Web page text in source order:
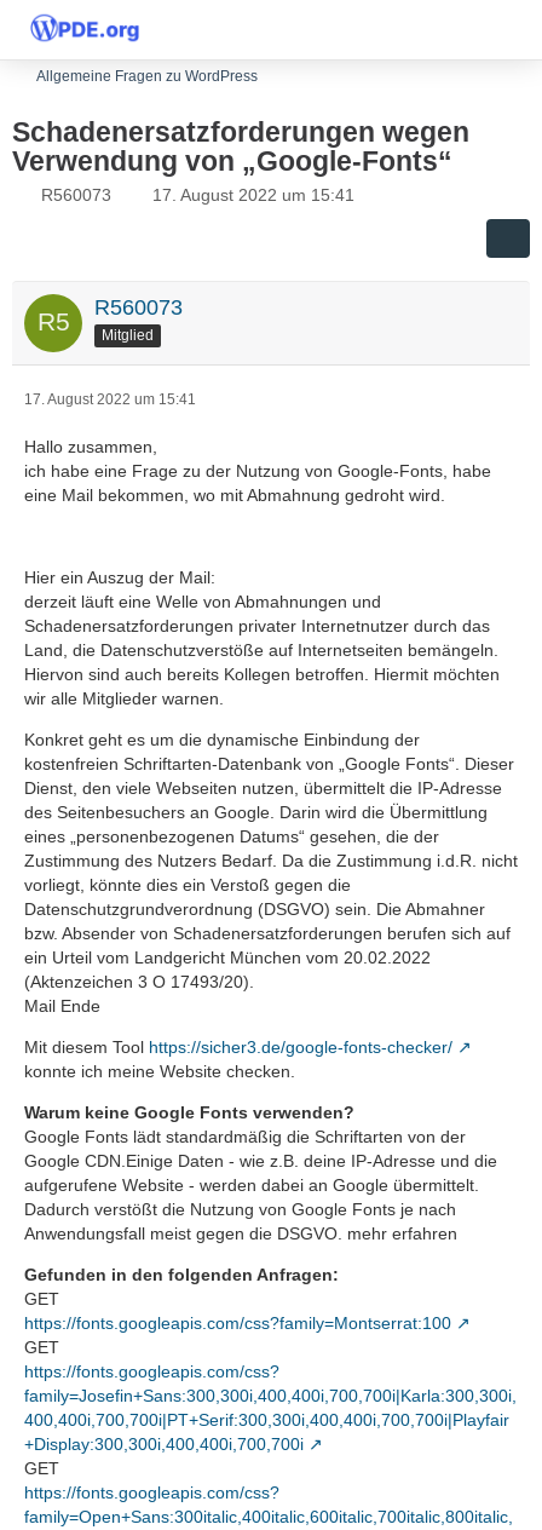
Allgemeine Fragen zu WordPress
Schadenersatzforderungen wegen
Verwendung von „Google-Fonts“
R560073 17. August 2022 um 15:41
R560073
Mitglied
17. August 2022 um 15:41
Hallo zusammen,
ich habe eine Frage zu der Nutzung von Google-Fonts, habe
eine Mail bekommen, wo mit Abmahnung gedroht wird.
Hier ein Auszug der Mail:
derzeit läuft eine Welle von Abmahnungen und
Schadenersatzforderungen privater Internetnutzer durch das
Land, die Datenschutzverstöße auf Internetseiten bemängeln.
Hiervon sind auch bereits Kollegen betroffen. Hiermit möchten
wir alle Mitglieder warnen.
Konkret geht es um die dynamische Einbindung der
kostenfreien Schriftarten-Datenbank von „Google Fonts“. Dieser
Dienst, den viele Webseiten nutzen, übermittelt die IP-Adresse
des Seitenbesuchers an Google. Darin wird die Übermittlung
eines „personenbezogenen Datums“ gesehen, die der
Zustimmung des Nutzers Bedarf. Da die Zustimmung i.d.R. nicht
vorliegt, könnte dies ein Verstoß gegen die
Datenschutzgrundverordnung (DSGVO) sein. Die Abmahner
bzw. Absender von Schadenersatzforderungen berufen sich auf
ein Urteil vom Landgericht München vom 20.02.2022
(Aktenzeichen 3 O 17493/20).
Mail Ende
Mit diesem Tool https://sicher3.de/google-fonts-checker/
konnte ich meine Website checken.
Warum keine Google Fonts verwenden?
Google Fonts lädt standardmäßig die Schriftarten von der
Google CDN.Einige Daten - wie z.B. deine IP-Adresse und die
aufgerufene Website - werden dabei an Google übermittelt.
Dadurch verstößt die Nutzung von Google Fonts je nach
Anwendungsfall meist gegen die DSGVO. mehr erfahren
Gefunden in den folgenden Anfragen:
GET
https://fonts.googleapis.com/css?family=Montserrat:100
GET
https://fonts.googleapis.com/css?
family=Josefin+Sans:300,300i,400,400i,700,700i|Karla:300,300i,
400,400i,700,700i|PT+Serif:300,300i,400,400i,700,700i|Playfair
+Display:300,300i,400,400i,700,700i
GET
https://fonts.googleapis.com/css?
family=Open+Sans:300italic,400italic,600italic,700italic,800italic,